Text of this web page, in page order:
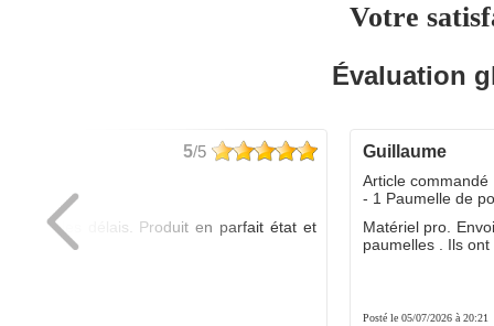
Votre
Évaluation
5/5
dans les délais. Produit en parfait état et
guillaume
Posté le 05/07/2026 à 20:21
Article commandé
- 1 Paumelle de
Matériel pro.
paumelles . Ils ont